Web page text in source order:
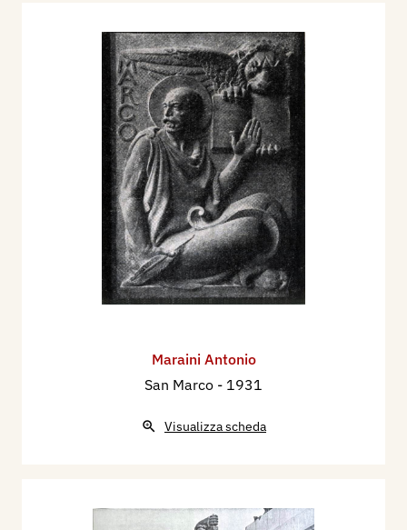
Maraini Antonio
San Marco - 1931
Visualizza scheda